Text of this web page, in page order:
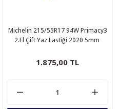
Michelin 215/55R17 94W Primacy3
2.El Çift Yaz Lastiği 2020 5mm
1.875,00 TL